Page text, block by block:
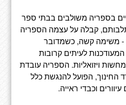
בספריה משולבים בבתי ספר
קבלה על עצמה הספריה
- משימה קשה, כשמדובר
המעודכנות לעיתים קרובות
ויזואליות. הספריה עובדת
החינוך, הפועל להנגשת כלל
וכבדי ראייה.